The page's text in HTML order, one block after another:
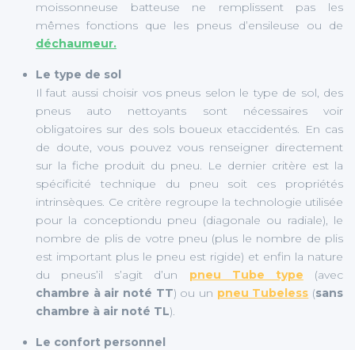
moissonneuse batteuse ne remplissent pas les
mêmes fonctions que les pneus d’ensileuse ou de
déchaumeur.
Le type de sol
Il faut aussi choisir vos pneus selon le type de sol, des
pneus auto nettoyants sont nécessaires voir
obligatoires sur des sols boueux etaccidentés. En cas
de doute, vous pouvez vous renseigner directement
sur la fiche produit du pneu. Le dernier critère est la
spécificité technique du pneu soit ces propriétés
intrinsèques. Ce critère regroupe la technologie utilisée
pour la conceptiondu pneu (diagonale ou radiale), le
nombre de plis de votre pneu (plus le nombre de plis
est important plus le pneu est rigide) et enfin la nature
du pneus’il s’agit d’un pneu Tube type (avec
chambre à air noté TT) ou un pneu Tubeless (sans
chambre à air noté TL).
Le confort personnel